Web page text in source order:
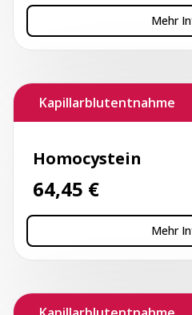
Mehr
Kapillarblutentnahme
Homocystein
64,45 €
Mehr